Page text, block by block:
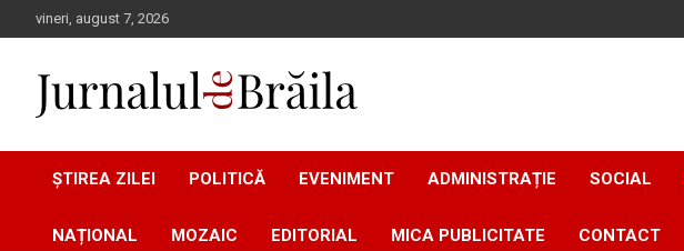
to
vineri, august 7, 2026
Jurnalul de Brăila
ȘTIREA ZILEI POLITICĂ EVENIMENT ADMINISTRAȚIE SOCIAL
NAȚIONAL MOZAIC EDITORIAL MICA PUBLICITATE CONTACT